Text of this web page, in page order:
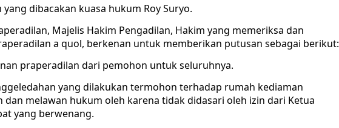
dibacakan kuasa hukum Roy Suryo.
Majelis Hakim Pengadilan, Hakim yang memeriksa dan
a quol, berkenan untuk memberikan putusan sebagai berikut:
praperadilan dari pemohon untuk seluruhnya.
yang dilakukan termohon terhadap rumah kediaman
dan melawan hukum oleh karena tidak didasari oleh izin dari Ketua
yang berwenang.